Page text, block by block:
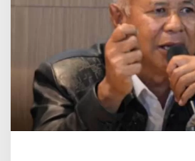
d
i
n
a
r
:
D
a